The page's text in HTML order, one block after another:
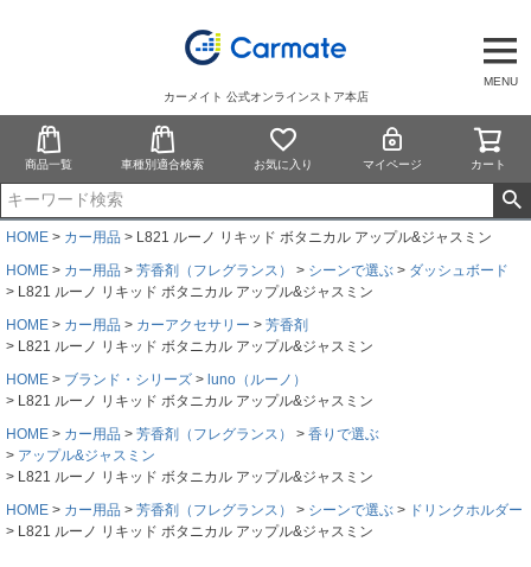
MENU
カーメイト 公式オンラインストア本店
商品一覧 車種別適合検索 お気に入り マイページ カート
HOME カー用品
L821 ルーノ リキッド ボタニカル アップル&ジャスミン
HOME
カー用品 芳香剤（フレグランス） シーンで選ぶ
ダッシュボード
L821 ルーノ リキッド ボタニカル アップル&ジャスミン
HOME
カー用品 カーアクセサリー
芳香剤
L821 ルーノ リキッド ボタニカル アップル&ジャスミン
HOME
ブランド・シリーズ
luno（ルーノ）
L821 ルーノ リキッド ボタニカル アップル&ジャスミン
HOME
カー用品 芳香剤（フレグランス）
香りで選ぶ
アップル&ジャスミン
L821 ルーノ リキッド ボタニカル アップル&ジャスミン
HOME
カー用品 芳香剤（フレグランス） シーンで選ぶ
ドリンクホルダー
L821 ルーノ リキッド ボタニカル アップル&ジャスミン